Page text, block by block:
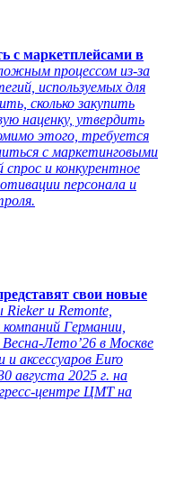
с маркетплейсами в
процессом из-за
используемых для
сколько закупить
наценку, утвердить
этого, требуется
с маркетинговыми
и конкурентное
персонала и
свои новые
Rieker и Remonte,
Германии,
Весна-Лето’26 в Москве
аксессуаров Euro
августа 2025 г. на
центре ЦМТ на